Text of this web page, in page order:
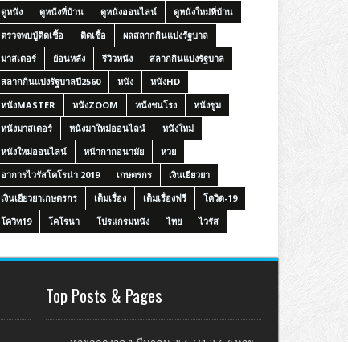
ดูหนัง
ดูหนังที่บ้าน ดูหนังออนไลน์
ดูหนังใหม่ที่บ้าน
ตรวจพบปู่ติดเชื้อ
ติดเชื้อ
ผลสลากกินแบ่งรัฐบาล
มาสเตอร์
ย้อนหลัง รีวิวหนัง
สลากกินแบ่งรัฐบาล
สลากกินแบ่งรัฐบาลปี2560
หนัง
หนังHD
หนังMASTER
หนังZOOM หนังชนโรง
หนังซูม
หนังมาสเตอร์
หนังมาใหม่ออนไลน์
หนังใหม่
หนังใหม่ออนไลน์
หน้ากากอนามัย
หวย
อาการไวรัสโคโรน่า 2019
เกษตรกร
เงินเยียวยา
เงินเยียวยาเกษตรกร
เต็มเรื่อง เต็มเรื่องฟรี
โควิด-19
โควิท19
โคโรนา โปรแกรมหนัง ไทย ไวรัส
Top Posts & Pages